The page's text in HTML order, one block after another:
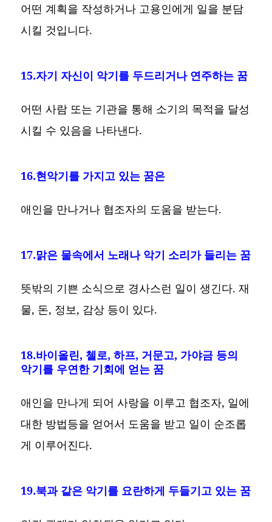
어떤 계획을 작성하거나 고용인에게 일을 분담
시킬 것입니다.
15.자기 자신이 악기를 두드리거나 연주하는 꿈
어떤 사람 또는 기관을 통해 소기의 목적을 달성
시킬 수 있음을 나타낸다.
16.현악기를 가지고 있는 꿈은
애인을 만나거나 협조자의 도움을 받는다.
17.맑은 물속에서 노래나 악기 소리가 들리는 꿈
뜻밖의 기쁜 소식으로 경사스런 일이 생긴다. 재
물, 돈, 정보, 감상 등이 있다.
18.바이올린, 첼로, 하프, 거문고, 가야금 등의
악기를 우연한 기회에 얻는 꿈
애인을 만나게 되어 사랑을 이루고 협조자, 일에
대한 방법등을 얻어서 도움을 받고 일이 순조롭
게 이루어진다.
19.북과 같은 악기를 요란하게 두들기고 있는 꿈